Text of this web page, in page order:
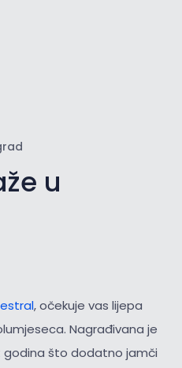
u
, očekuje vas lijepa
Nagrađivana je
godina što dodatno jamči